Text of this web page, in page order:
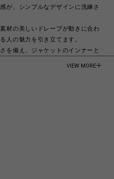
が、シンプルなデザインに洗練さ
材の美しいドレープが動きに合わ
人の魅力を引き立てます。
を備え、ジャケットのインナーと
ズ
VIEW MORE